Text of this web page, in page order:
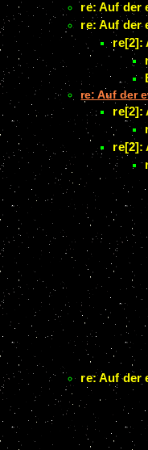
re: Auf der
re: Auf der
re[2]:
re: Auf der
re[2]:
re[2]:
re: Auf der